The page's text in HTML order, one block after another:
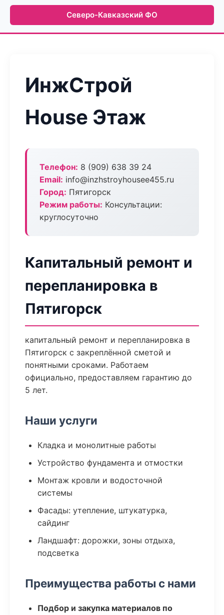
Северо-Кавказский ФО
ИнжСтрой
House Этаж
Телефон: 8 (909) 638 39 24
Email: info@inzhstroyhousee455.ru
Город: Пятигорск
Режим работы: Консультации:
круглосуточно
Капитальный ремонт и
перепланировка в
Пятигорск
капитальный ремонт и перепланировка в
Пятигорск с закреплённой сметой и
понятными сроками. Работаем
официально, предоставляем гарантию до
5 лет.
Наши услуги
Кладка и монолитные работы
Устройство фундамента и отмостки
Монтаж кровли и водосточной
системы
Фасады: утепление, штукатурка,
сайдинг
Ландшафт: дорожки, зоны отдыха,
подсветка
Преимущества работы с нами
Подбор и закупка материалов по